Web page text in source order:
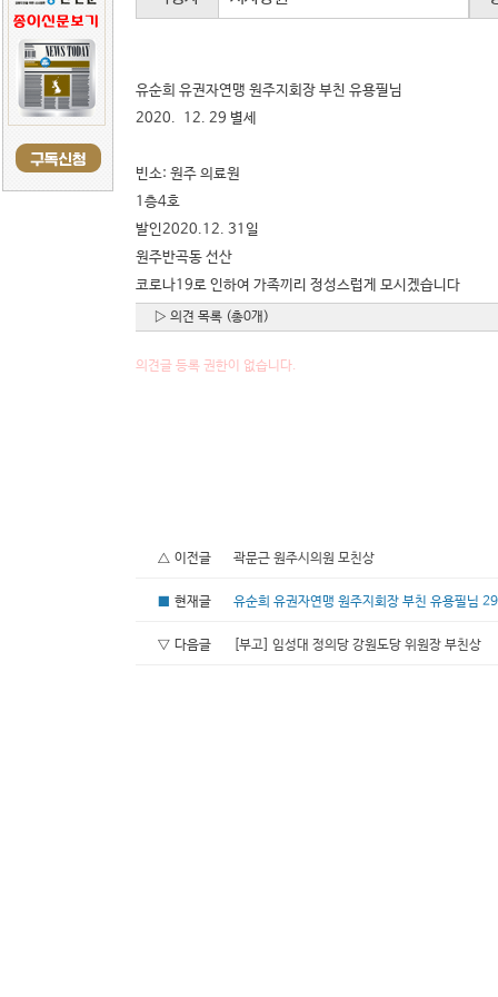
유순희 유권자연맹 원주지회장 부친 유용필님
2020. 12. 29 별세
빈소: 원주 의료원
1층4호
발인2020.12. 31일
원주반곡동 선산
코로나19로 인하여 가족끼리 정성스럽게 모시겠습니다
▷ 의견 목록 (총0개)
의견글 등록 권한이 없습니다.
△ 이전글 곽문근 원주시의원 모친상
현재글 유순희 유권자연맹 원주지회장 부친 유용필님
▽ 다음글 [부고] 임성대 정의당 강원도당 위원장 부친상